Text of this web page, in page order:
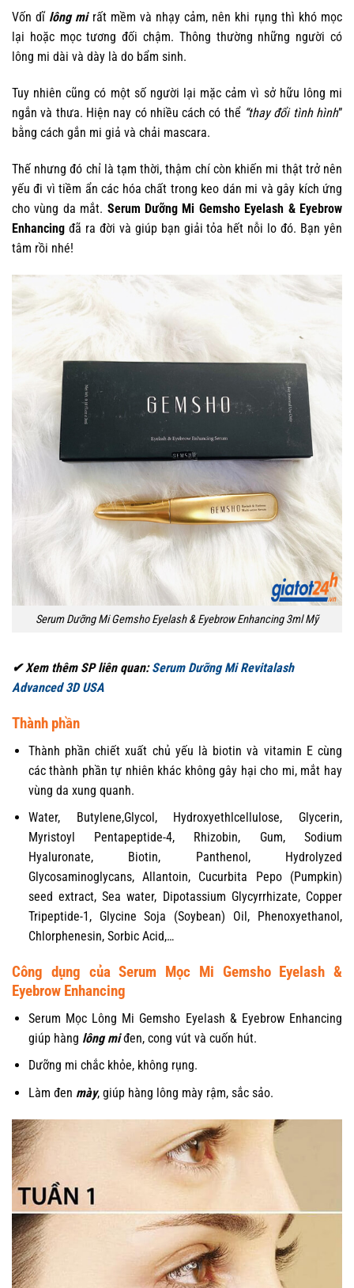
Vốn dĩ lông mirất mềm và nhạy cảm, nên khi rụng thì khó mọc
lại hoặc mọc tương đối chậm. Thông thường những người có
lông mi dài và dày là do bẩm sinh.
Tuy nhiên cũng có một số người lại mặc cảm vì sở hữu lông mi
ngắn và thưa. Hiện nay có nhiều cách có thể “thay đổi tình hình”
bằng cách gắn mi giả và chải mascara.
Thế nhưng đó chỉ là tạm thời, thậm chí còn khiến mi thật trở nên
yếu đi vì tiềm ẩn các hóa chất trong keo dán mi và gây kích ứng
cho vùng da mắt. Serum Dưỡng Mi Gemsho Eyelash & Eyebrow
Enhancing đã ra đời và giúp bạn giải tỏa hết nỗi lo đó. Bạn yên
tâm rồi nhé!
Serum Dưỡng Mi Gemsho Eyelash & Eyebrow Enhancing 3ml Mỹ
✔ Xem thêm SP liên quan:Serum Dưỡng Mi Revitalash
Advanced 3D USA
Thành phần
Thành phần chiết xuất chủ yếu là biotin và vitamin E cùng
các thành phần tự nhiên khác không gây hại cho mi, mắt hay
vùng da xung quanh.
Water, Butylene,Glycol, Hydroxyethlcellulose, Glycerin,
Myristoyl Pentapeptide-4, Rhizobin, Gum, Sodium
Hyaluronate, Biotin, Panthenol, Hydrolyzed
Glycosaminoglycans, Allantoin, Cucurbita Pepo (Pumpkin)
seed extract, Sea water, Dipotassium Glycyrrhizate, Copper
Tripeptide-1, Glycine Soja (Soybean) Oil, Phenoxyethanol,
Chlorphenesin, Sorbic Acid,…
Công dụng của Serum Mọc Mi Gemsho Eyelash &
Eyebrow Enhancing
Serum Mọc Lông Mi Gemsho Eyelash & Eyebrow Enhancing
giúp hàng lông miđen, cong vút và cuốn hút.
Dưỡng mi chắc khỏe, không rụng.
Làm đen mày, giúp hàng lông mày rậm, sắc sảo.